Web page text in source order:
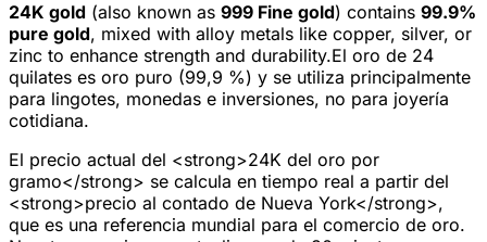
24K gold (also known as 999 Fine gold) contains 99.9%
pure gold, mixed with alloy metals like copper, silver, or
zinc to enhance strength and durability.El oro de 24
quilates es oro puro (99,9 %) y se utiliza principalmente
para lingotes, monedas e inversiones, no para joyería
cotidiana.
El precio actual del <strong>24K del oro por
gramo</strong> se calcula en tiempo real a partir del
<strong>precio al contado de Nueva York</strong>,
que es una referencia mundial para el comercio de oro.